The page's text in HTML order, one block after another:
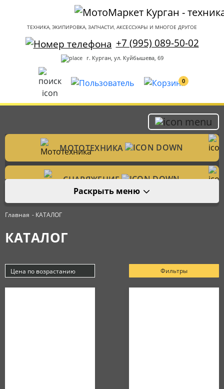
ТЕХНИКА, ЭКИПИРОВКА, ЗАПЧАСТИ, АКСЕССУАРЫ И МНОГОЕ ДРУГОЕ
+7 (995) 089-50-02
г. Курган, ул. Куйбышева, 69
0
МОТОТЕХНИКА
Мотоциклы
Велотехника
СНАРЯЖЕНИЕ
Мотошлемы
Очки
Защитная амуниция
Джерси
Аксессуары
Тормозная система
Моторные масла
Смазки
Раскрыть меню
Главная - КАТАЛОГ
Цена по возрастанию
Новинки
Популярные
КАТАЛОГ
Фильтры